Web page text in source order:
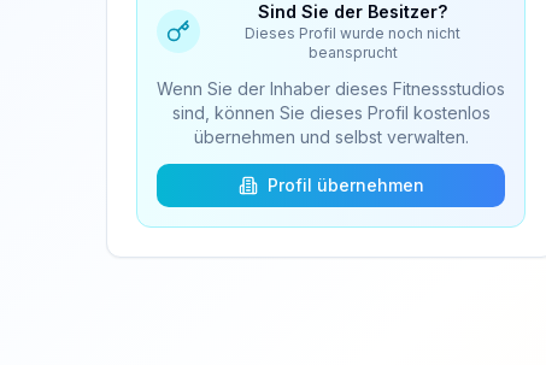
Sind Sie der Besitzer?
Dieses Profil wurde noch nicht
beansprucht
Wenn Sie der Inhaber dieses Fitnessstudios
sind, können Sie dieses Profil kostenlos
übernehmen und selbst verwalten.
Profil übernehmen